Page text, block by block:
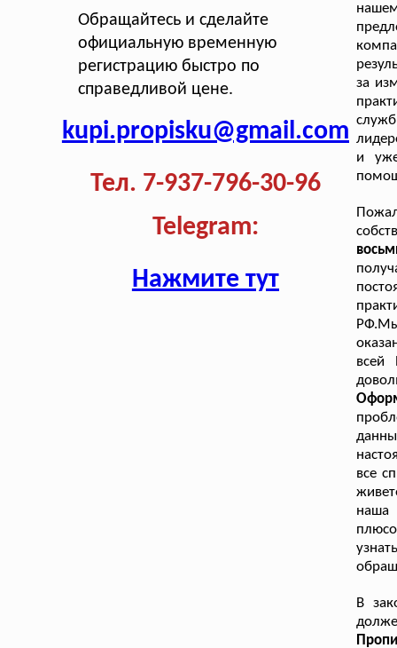
Обращайтесь и сделайте
официальную временную
регистрацию быстро по
справедливой цене.
kupi.propisku@gmail.com
Тел. 7-937-796-30-96
Telegram:
Нажмите тут
за
и
РФ.Мы
всей
все
наша
В